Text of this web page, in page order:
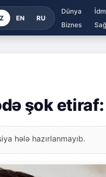
EN RU
Dünya
Biznes
şok
hələ hazırlanmayıb.